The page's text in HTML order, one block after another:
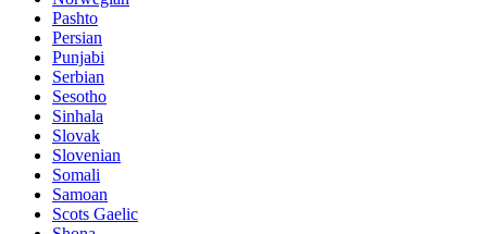
Pashto
Persian
Punjabi
Serbian
Sesotho
Sinhala
Slovak
Slovenian
Somali
Samoan
Scots Gaelic